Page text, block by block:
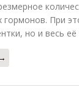
гормонов. При
но и весь её